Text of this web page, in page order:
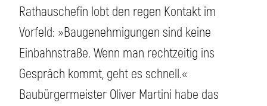
Rathauschefin lobt den regen Kontakt im
Vorfeld: »Baugenehmigungen sind keine
Einbahnstraße. Wenn man rechtzeitig ins
Gespräch kommt, geht es schnell.«
Baubürgermeister Oliver Martini habe das